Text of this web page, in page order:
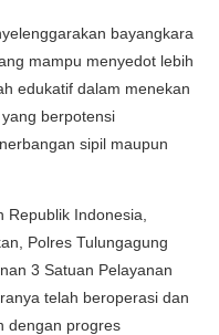
bayangkara
mampu menyedot lebih
edukatif dalam menekan
berpotensi
sipil maupun
Republik Indonesia,
Polres Tulungagung
3 Satuan Pelayanan
telah beroperasi dan
dengan progres